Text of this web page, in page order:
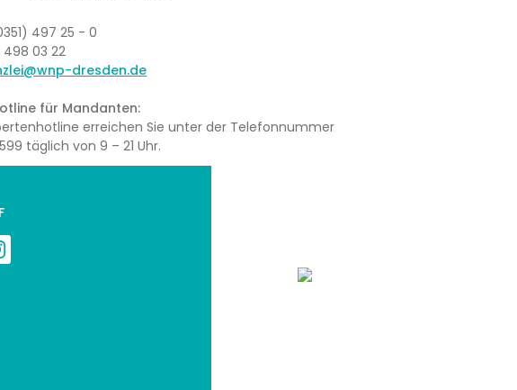
497 25 - 0
498 03 22
dresden.de
für Mandanten:
erreichen Sie unter der Telefonnummer
täglich von 9 – 21 Uhr.